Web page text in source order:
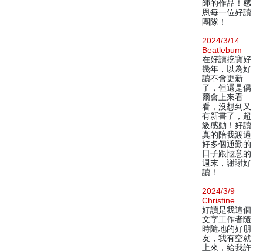
師的作品！感
恩每一位好讀
團隊！
2024/3/14
Beatlebum
在好讀挖寶好
幾年，以為好
讀不會更新
了，但還是偶
爾會上來看
看，沒想到又
有新書了，超
級感動！好讀
真的陪我渡過
好多個通勤的
日子跟愜意的
週末，謝謝好
讀！
2024/3/9
Christine
好讀是我這個
文字工作者隨
時隨地的好朋
友，我有空就
上來，給我許